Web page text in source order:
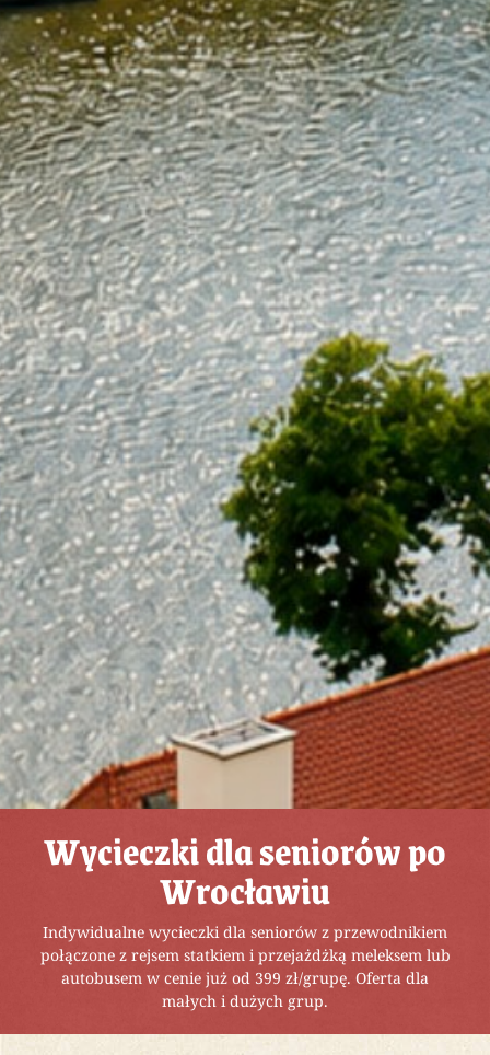
Wycieczki dla seniorów po
Wrocławiu
Indywidualne wycieczki dla seniorów z przewodnikiem
połączone z rejsem statkiem i przejażdżką meleksem lub
autobusem w cenie już od 399 zł/grupę. Oferta dla
małych i dużych grup.